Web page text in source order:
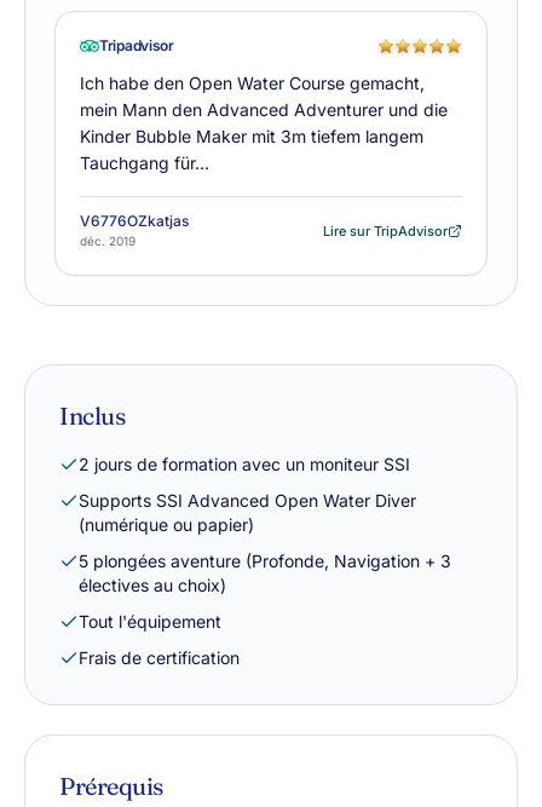
Tripadvisor
Ich habe den Open Water Course gemacht,
mein Mann den Advanced Adventurer und die
Kinder Bubble Maker mit 3m tiefem langem
Tauchgang für…
V6776OZkatjas
déc. 2019
Lire sur TripAdvisor
Inclus
2 jours de formation avec un moniteur SSI
Supports SSI Advanced Open Water Diver
(numérique ou papier)
5 plongées aventure (Profonde, Navigation + 3
électives au choix)
Tout l'équipement
Frais de certification
Prérequis